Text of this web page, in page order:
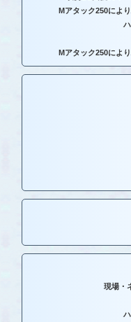
Mアタック250によ
Mアタック250によ
現場・